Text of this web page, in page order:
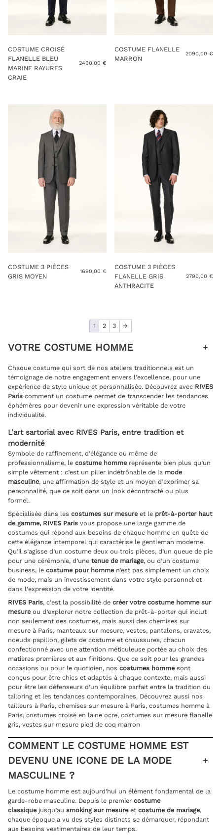
COSTUME CROISÉ
FLANELLE BLEU
MARINE RAYURES
CRAIE
2490,00 €
COSTUME FLANELLE
MARRON
2090,00€
COSTUME 3 PIÈCES
GRIS MOYEN
1690,00 €
COSTUME 3 PIÈCES
FLANELLE GRIS
ANTHRACITE
2790,00€
1 2 3 →
VOTRE COSTUME HOMME
Chaque costume qui sort de nos ateliers traditionnels est un
témoignage de notre engagement envers l’excellence, pour une
expérience de style unique et personnalisée. Découvrez avec RIVES
Pariscomment un costume permet de transcender les tendances
éphémères pour devenir une expression véritable de votre
individualité.
L’art sartorial avec RIVES Paris, entre tradition et
modernité
Symbole de raffinement, d’élégance ou même de
professionnalisme, le costume hommereprésente bien plus qu’un
simple vêtement : c’est un pilier indétrônable de la mode
masculine, une affirmation de style et un moyen d’exprimer sa
personnalité, que ce soit dans un look décontracté ou plus
formel.
Spécialisée dans les costumes sur mesure et leprêt-à-porter haut
de gamme, RIVES Parisvous propose une large gamme de
costumes qui répond aux besoins de chaque homme en quête de
cette élégance intemporel qui caractérise le gentleman moderne.
Qu’il s’agisse d’un costume deux ou trois pièces, d’un queue de pie
pour une cérémonie, d’une tenue de mariage, ou d’un costume
business, lecostume pour homme n’est pas simplement un choix
de mode, mais un investissement dans votre style personnel et
dans l’expression de votre identité.
RIVES Paris, c’est la possibilité de créer votre costume homme sur
mesureou d’explorer notre collection de prêt-à-porter qui inclut
non seulement des costumes, mais aussi des chemises sur
mesure à Paris, manteaux sur mesure, vestes, pantalons, cravates,
noeuds papillon, gilets de costume et chaussures, chacun
confectionné avec une attention méticuleuse portée au choix des
matières premières et aux finitions. Que ce soit pour les grandes
occasions ou pour le quotidien, nos costumes hommesont
conçus pour être chics et adaptés à chaque contexte, mais aussi
pour être les défenseurs d’un équilibre parfait entre la tradition du
tailoring et les tendances contemporaines. Découvrez aussi nos
tailleurs à Paris, chemises sur mesure à Paris, costumes homme à
Paris, costumes croisé en laine ocre, costumes sur mesure flanelle
gris, vestes sur mesure pied de coq marron
COMMENT LE COSTUME HOMME EST
DEVENU UNE ICONE DE LA MODE
MASCULINE ?
Le costume homme est aujourd’hui un élément fondamental de la
garde-robe masculine. Depuis le premier costume
classique jusqu’au smoking sur mesureet costume de mariage,
chaque époque a vu des styles distincts se démarquer, répondant
aux besoins vestimentaires de leur temps.